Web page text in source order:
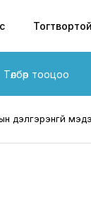
Төлбөр тооцоо
дэлгэрэнгүй